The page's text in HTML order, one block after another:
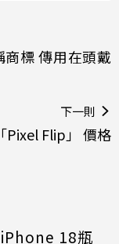
標 傳用在頭戴
下一則
Pixel Flip」 價格
18瓶